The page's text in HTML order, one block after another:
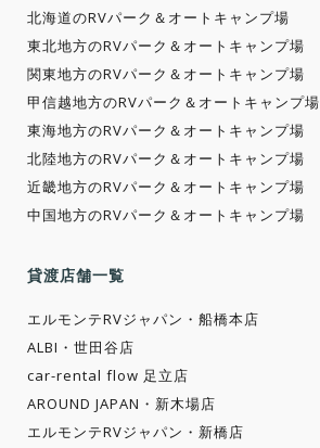
北海道のRVパーク＆オートキャンプ場
東北地方のRVパーク＆オートキャンプ場
関東地方のRVパーク＆オートキャンプ場
甲信越地方のRVパーク＆オートキャンプ場
東海地方のRVパーク＆オートキャンプ場
北陸地方のRVパーク＆オートキャンプ場
近畿地方のRVパーク＆オートキャンプ場
中国地方のRVパーク＆オートキャンプ場
貸渡店舗一覧
エルモンテRVジャパン・船橋本店
ALBI・世田谷店
car-rental flow 足立店
AROUND JAPAN・新木場店
エルモンテRVジャパン・新橋店